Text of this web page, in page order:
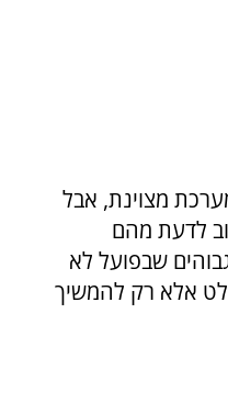
מצוינת, אבל
לדעת מהם
שבפועל לא
אלא רק להמשיך